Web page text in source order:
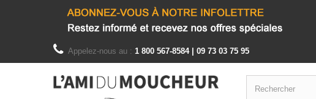
Appelez-nous au : 1 800 567-8584 | 09 73 03 75 95